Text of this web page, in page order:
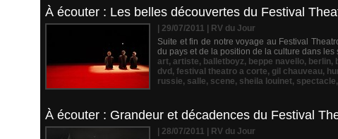
À écouter : Les belles découvertes du Festival
| 29/07/2011
RV du Jour
Suite et fin de notre voyage au Festival
du pays et de la position de la culture dans
art, artiste, balletboyz, beppe navello, berlin,
dvd , festival theatro a corte, gil chauveau,
russie, salle, scene, sheila louinet, spectacle,
À écouter : Grandeur et décadences du Festival
| 28/07/2011
RV du Jour